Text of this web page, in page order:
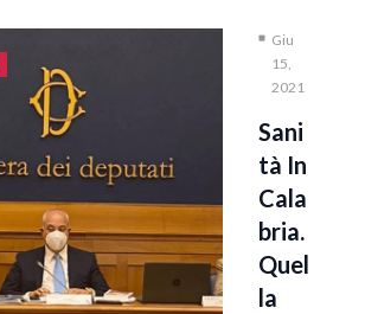
Giu
15,
2021
Sani
Tà In
Cala
Bria.
Quel
La